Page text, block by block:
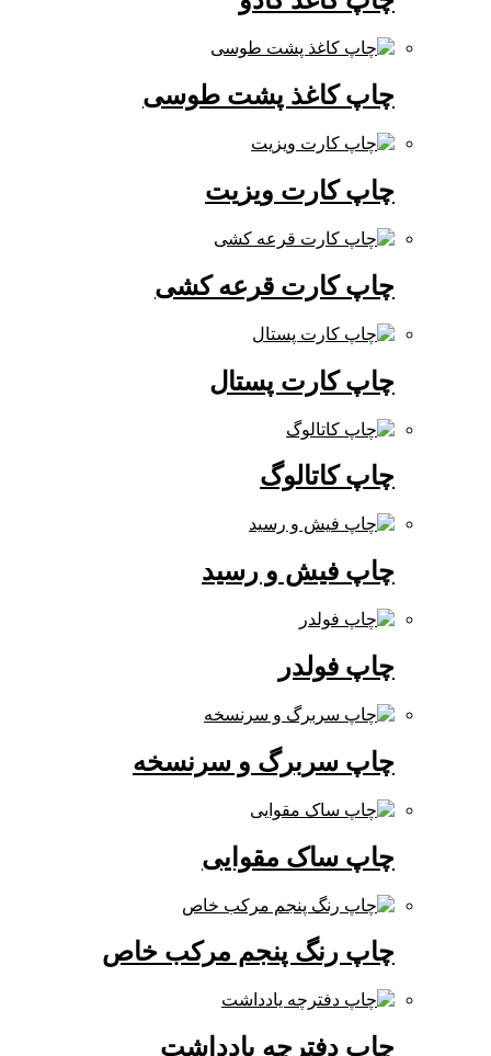
چاپ کاغذ پشت طوسی
چاپ کارت ویزیت
چاپ کارت قرعه کشی
چاپ کارت پستال
چاپ کاتالوگ
چاپ فیش و رسید
چاپ فولدر
چاپ سربرگ و سرنسخه
چاپ ساک مقوایی
چاپ رنگ پنجم مرکب خاص
چاپ دفترچه یادداشت